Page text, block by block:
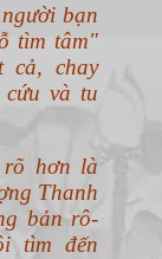
bạn
tìm tâm"
cả, chay
cứu và tu
rõ hơn là
Thanh
bản rô-
tìm đến